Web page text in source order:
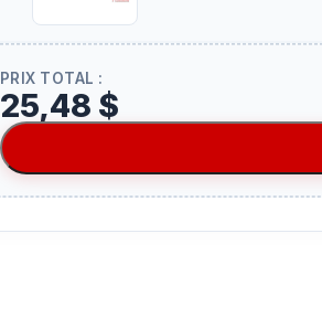
PRIX TOTAL :
25,48 $